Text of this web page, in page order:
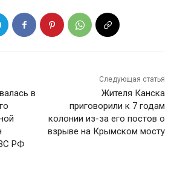
в
РФ
Следующая статья
Жителя Канска
приговорили к 7 годам
колонии из-за его постов о
взрыве на Крымском мосту